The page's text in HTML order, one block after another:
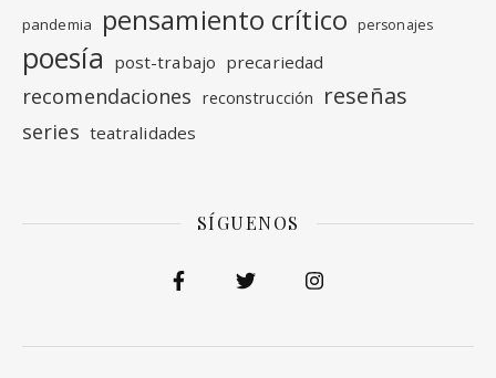
pandemia pensamiento crítico personajes
poesía post-trabajo precariedad
recomendaciones reconstrucción reseñas
series teatralidades
SÍGUENOS